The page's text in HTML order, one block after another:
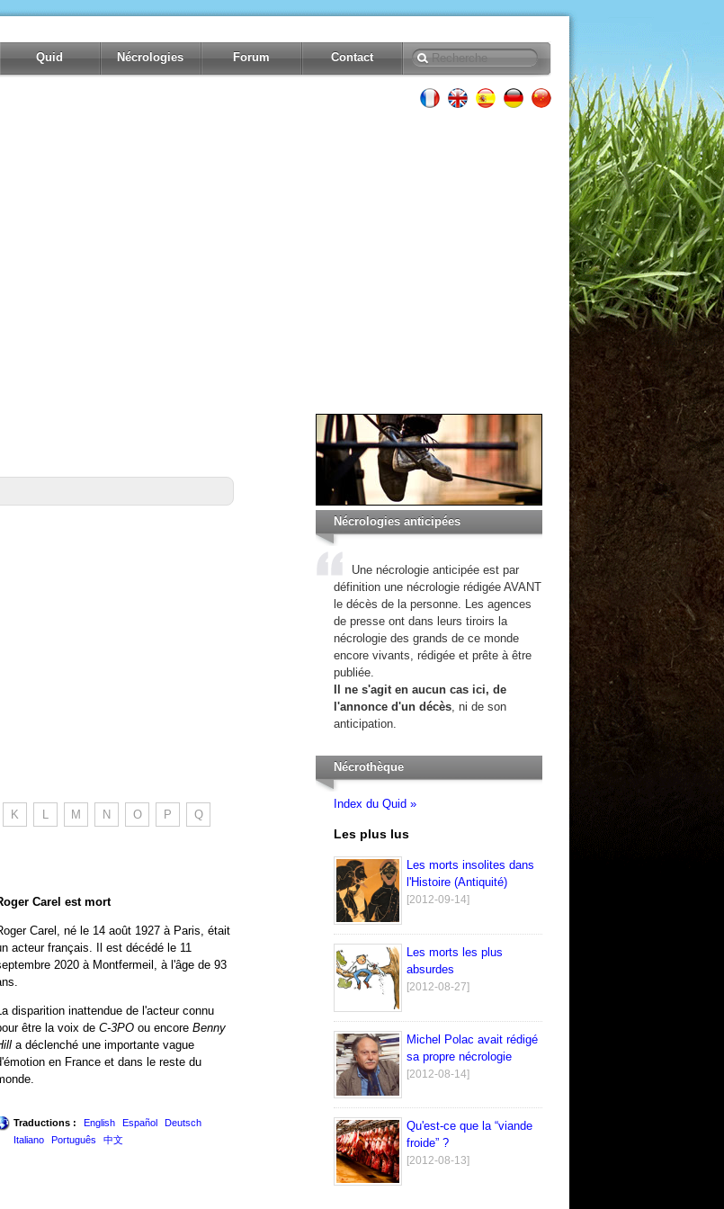
Quid Nécrologies Forum Contact
K L M N O P Q
Carel est mort
Carel, né le 14 août 1927 à Paris, était
acteur français. Il est décédé le 11
2020 à Montfermeil, à l'âge de 93
La disparition inattendue de l'acteur connu
être la voix de C-3PO ou encore Benny
a déclenché une importante vague
en France et dans le reste du
Traductions : English Español
Deutsch
Italiano
Português 中文
Nécrologies anticipées
Une nécrologie anticipée est par
définition une nécrologie rédigée AVANT
le décès de la personne. Les agences
de presse ont dans leurs tiroirs la
nécrologie des grands de ce monde
encore vivants, rédigée et prête à être
publiée.
Il ne s'agit en aucun cas ici, de
l'annonce d'un décès, ni de son
anticipation.
Nécrothèque
Index du Quid »
Les plus lus
Les morts insolites dans
l'Histoire (Antiquité)
[2012-09-14]
Les morts les plus
absurdes
[2012-08-27]
Michel Polac avait rédigé
sa propre nécrologie
[2012-08-14]
Qu'est-ce que la “viande
froide” ?
[2012-08-13]